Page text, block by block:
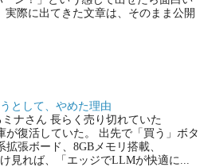
実際に出てきた文章は、そのまま公開
として、やめた理由
ナさん 長らく売り切れていた
が復活していた。 出先で「買う」ボタ
張ボード、8GBメモリ搭載、
見れば、「エッジでLLMが快適に...